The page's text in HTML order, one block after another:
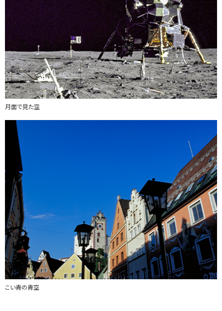
月面で見た空
こい青の青空